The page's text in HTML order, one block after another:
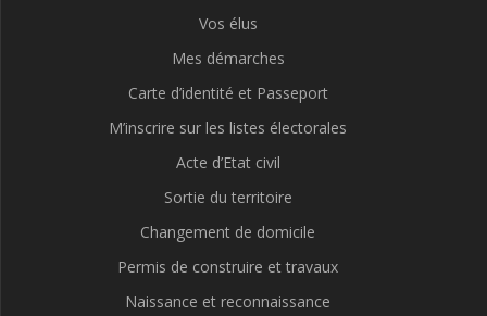
Vos élus
Mes démarches
Carte d’identité et Passeport
M’inscrire sur les listes électorales
Acte d’Etat civil
Sortie du territoire
Changement de domicile
Permis de construire et travaux
Naissance et reconnaissance